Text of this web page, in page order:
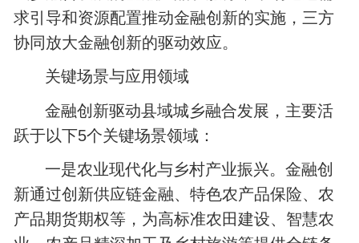
求引导和资源配置推动金融创新的实施，三方
协同放大金融创新的驱动效应。
关键场景与应用领域
金融创新驱动县域城乡融合发展，主要活
跃于以下5个关键场景领域：
一是农业现代化与乡村产业振兴。金融创
新通过创新供应链金融、特色农产品保险、农
产品期货期权等，为高标准农田建设、智慧农